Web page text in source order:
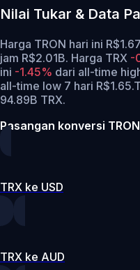
Nilai Tukar & Data
Harga TRON hari ini
jam R$2.01B. Harga TRX -
ini -1.45% dari all-time
all-time low 7 hari R$1.65.
94.89B TRX.
Pasangan konversi
TRX ke USD
TRX ke AUD